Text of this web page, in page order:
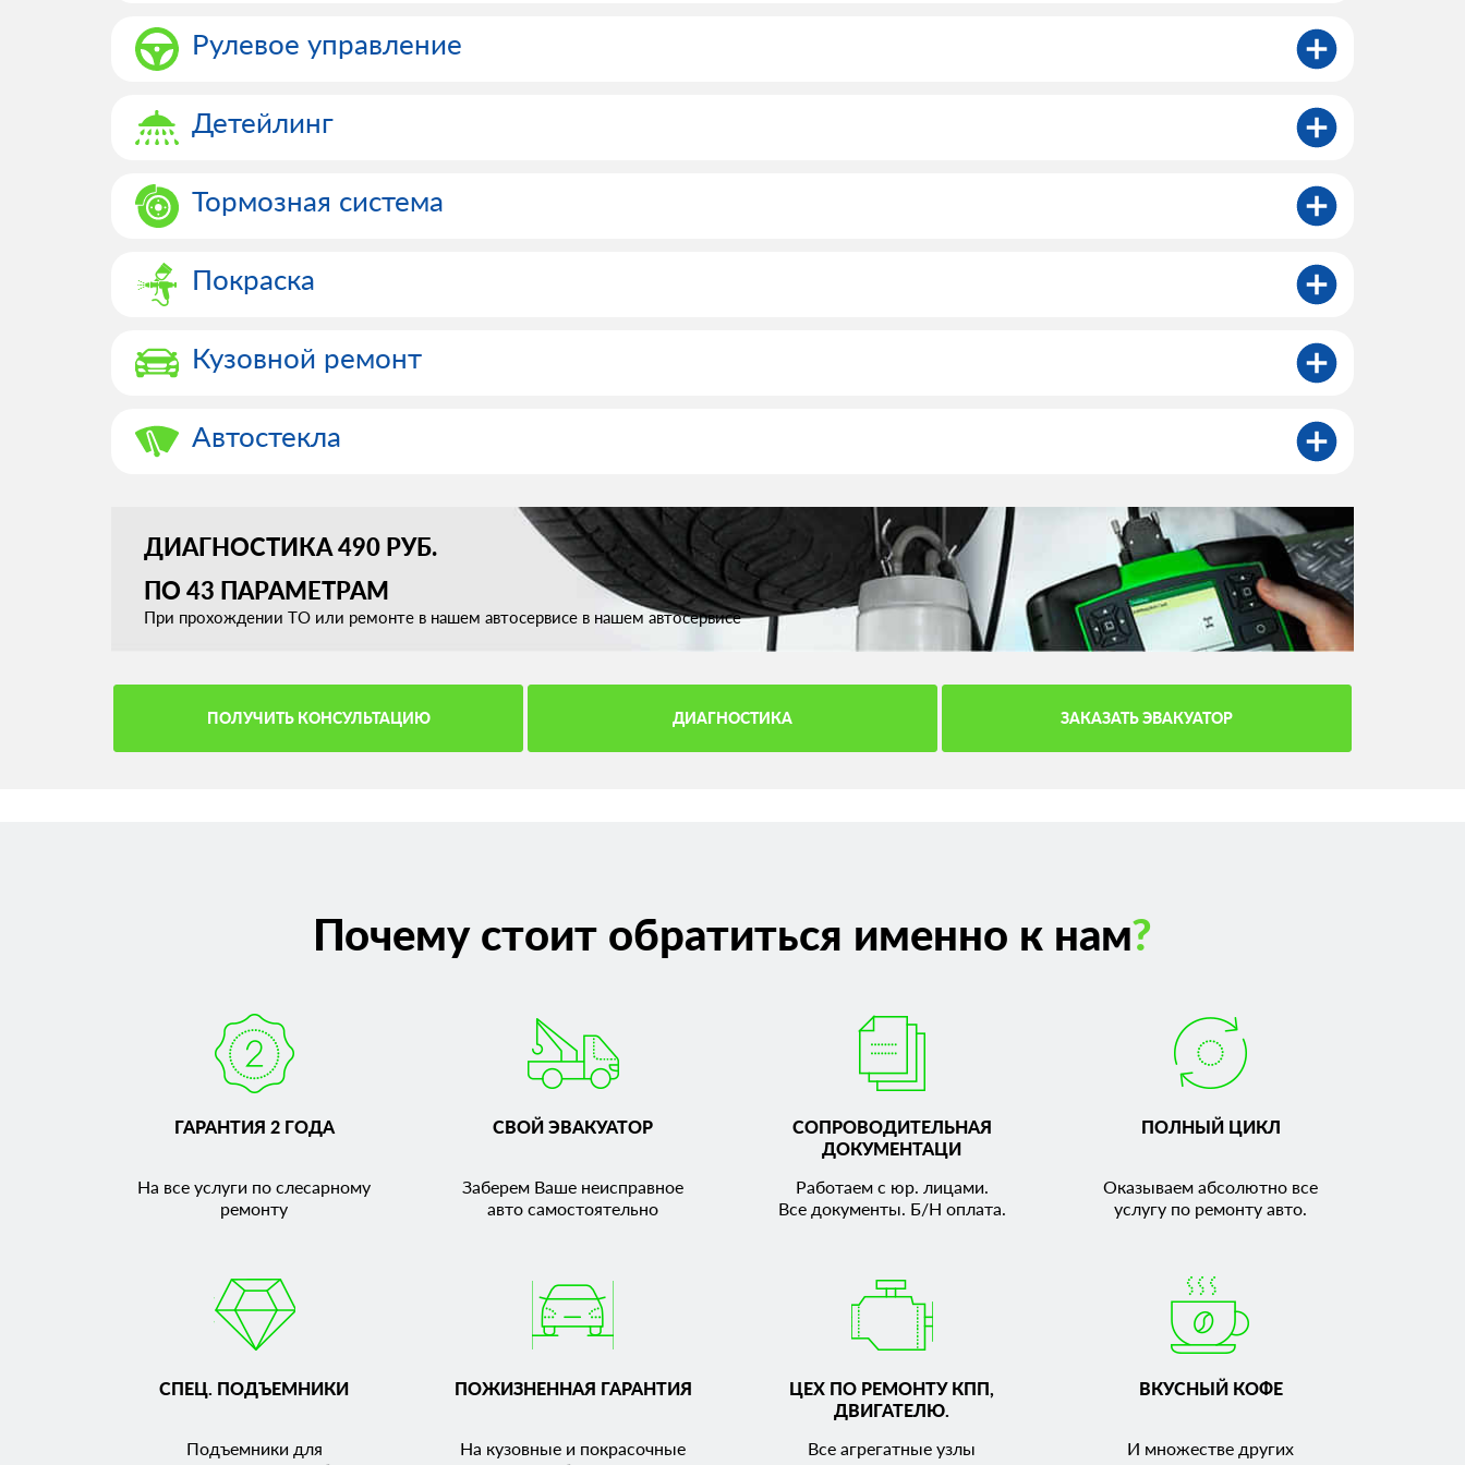
Рулевое управление
Детейлинг
Тормозная система
Покраска
Кузовной ремонт
Автостекла
ДИАГНОСТИКА 490 РУБ.
ПО 43 ПАРАМЕТРАМ
При прохождении ТО или ремонте в нашем автосервисе в нашем автосервисе
ПОЛУЧИТЬ КОНСУЛЬТАЦИЮ ДИАГНОСТИКА ЗАКАЗАТЬ ЭВАКУАТОР
Почему стоит обратиться именно к нам?
ГАРАНТИЯ 2 ГОДА
На все услуги по слесарному
ремонту
СВОЙ ЭВАКУАТОР
Заберем Ваше неисправное
авто самостоятельно
СОПРОВОДИТЕЛЬНАЯ
ДОКУМЕНТАЦИ
Работаем с юр. лицами.
Все документы. Б/Н оплата.
ПОЛНЫЙ ЦИКЛ
Оказываем абсолютно все
услугу по ремонту авто.
СПЕЦ. ПОДЪЕМНИКИ
Подъемники для
ПОЖИЗНЕННАЯ ГАРАНТИЯ
На кузовные и покрасочные
ЦЕХ ПО РЕМОНТУ КПП,
ДВИГАТЕЛЮ.
Все агрегатные узлы
ВКУСНЫЙ КОФЕ
И множестве других